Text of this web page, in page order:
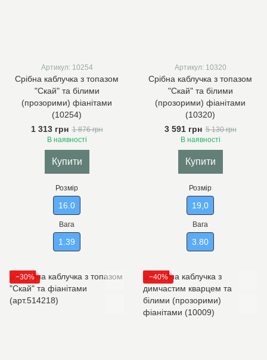
Артикул: 10254
Срібна каблучка з топазом
"Скай" та білими
(прозорими) фіанітами
(10254)
1 313 грн 1 876 грн
В наявності
Купити
Розмір
16.0
Вага
1.39
Артикул: 10320
Срібна каблучка з топазом
"Скай" та білими
(прозорими) фіанітами
(10320)
3 591 грн 5 130 грн
В наявності
Купити
Розмір
19,0
Вага
3.80
−30% −40%